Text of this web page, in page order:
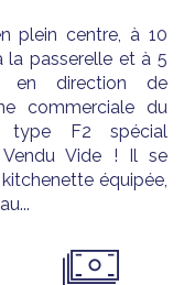
plein centre, à 10
la passerelle et à 5
en direction de
commerciale du
type F2 spécial
Vendu Vide ! Il se
équipée,